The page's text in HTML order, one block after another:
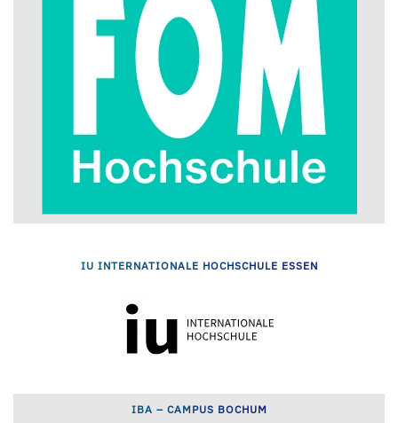
IU INTERNATIONALE HOCHSCHULE ESSEN
IBA – CAMPUS BOCHUM